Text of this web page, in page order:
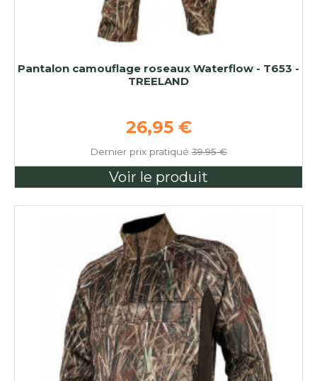
Pantalon camouflage roseaux Waterflow - T653 -
TREELAND
Prix de base
26,95 €
Dernier prix pratiqué 39.95 €
Voir le produit